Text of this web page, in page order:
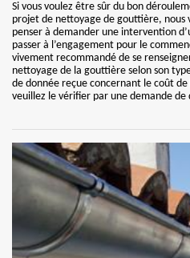
Si vous voulez être sûr du bon
projet de nettoyage de gouttière, nous
penser à demander une intervention
passer à l’engagement pour le
vivement recommandé de se
nettoyage de la gouttière selon son
de donnée reçue concernant le coût
veuillez le vérifier par une demande de